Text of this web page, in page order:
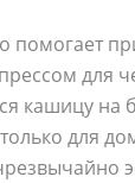
помогает
для
кашицу на
для